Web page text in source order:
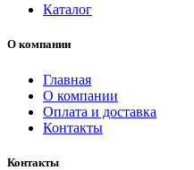
Каталог
О компании
Главная
О компании
Оплата и доставка
Контакты
Контакты